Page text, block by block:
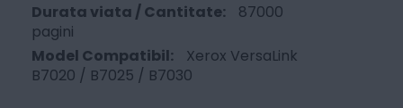
87000
pagini
Xerox VersaLink
B7020 / B7025 / B7030